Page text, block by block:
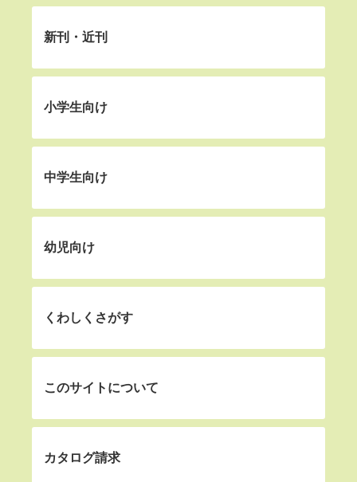
新刊・近刊
小学生向け
中学生向け
幼児向け
くわしくさがす
このサイトについて
カタログ請求